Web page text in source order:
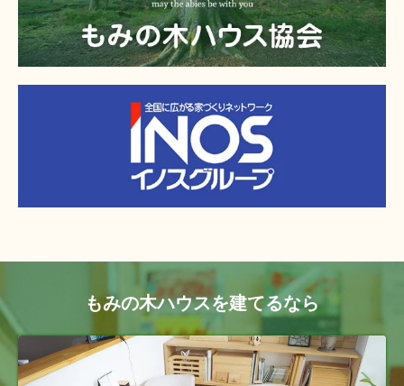
もみの木ハウスを建てるなら